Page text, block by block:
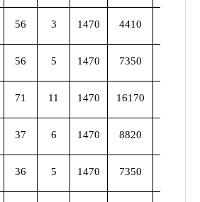
56 3 1470 4410
56 5 1470 7350
71 11 1470 16170
37 6 1470 8820
36 5 1470 7350